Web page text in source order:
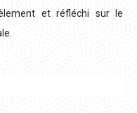
et réfléchi sur le